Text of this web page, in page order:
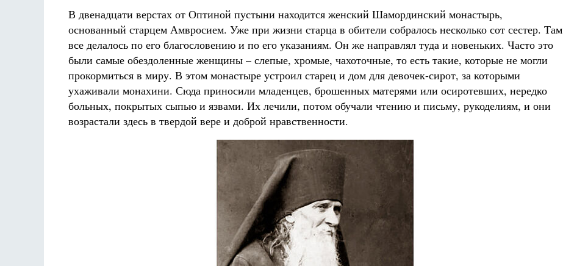
В двенадцати верстах от Оптиной пустыни находится женский Шамординский монастырь,
основанный старцем Амвросием. Уже при жизни старца в обители собралось несколько сот сестер. Там
все делалось по его благословению и по его указаниям. Он же направлял туда и новеньких. Часто это
были самые обездоленные женщины – слепые, хромые, чахоточные, то есть такие, которые не могли
прокормиться в миру. В этом монастыре устроил старец и дом для девочек-сирот, за которыми
ухаживали монахини. Сюда приносили младенцев, брошенных матерями или осиротевших, нередко
больных, покрытых сыпью и язвами. Их лечили, потом обучали чтению и письму, рукоделиям, и они
возрастали здесь в твердой вере и доброй нравственности.